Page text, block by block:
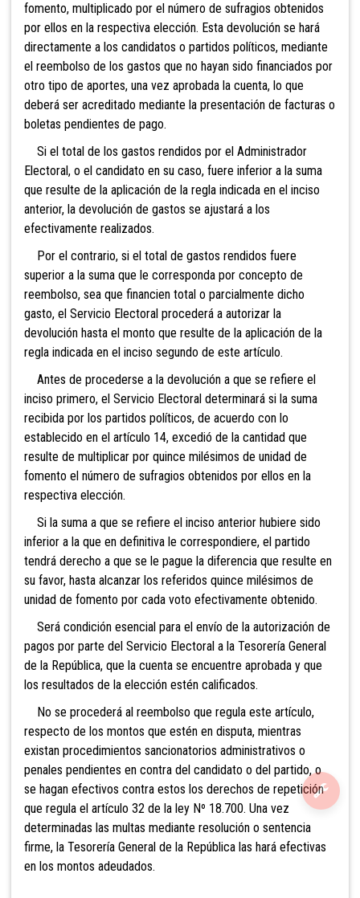
fomento, multiplicado por el número de sufragios obtenidos
por ellos en la respectiva elección. Esta devolución se hará
directamente a los candidatos o partidos políticos, mediante
el reembolso de los gastos que no hayan sido financiados por
otro tipo de aportes, una vez aprobada la cuenta, lo que
deberá ser acreditado mediante la presentación de facturas o
boletas pendientes de pago.
Si el total de los gastos rendidos por el Administrador
Electoral, o el candidato en su caso, fuere inferior a la suma
que resulte de la aplicación de la regla indicada en el inciso
anterior, la devolución de gastos se ajustará a los
efectivamente realizados.
Por el contrario, si el total de gastos rendidos fuere
superior a la suma que le corresponda por concepto de
reembolso, sea que financien total o parcialmente dicho
gasto, el Servicio Electoral procederá a autorizar la
devolución hasta el monto que resulte de la aplicación de la
regla indicada en el inciso segundo de este artículo.
Antes de procederse a la devolución a que se refiere el
inciso primero, el Servicio Electoral determinará si la suma
recibida por los partidos políticos, de acuerdo con lo
establecido en el artículo 14, excedió de la cantidad que
resulte de multiplicar por quince milésimos de unidad de
fomento el número de sufragios obtenidos por ellos en la
respectiva elección.
Si la suma a que se refiere el inciso anterior hubiere sido
inferior a la que en definitiva le correspondiere, el partido
tendrá derecho a que se le pague la diferencia que resulte en
su favor, hasta alcanzar los referidos quince milésimos de
unidad de fomento por cada voto efectivamente obtenido.
Será condición esencial para el envío de la autorización de
pagos por parte del Servicio Electoral a la Tesorería General
de la República, que la cuenta se encuentre aprobada y que
los resultados de la elección estén calificados.
No se procederá al reembolso que regula este artículo,
respecto de los montos que estén en disputa, mientras
existan procedimientos sancionatorios administrativos o
penales pendientes en contra del candidato o del partido, o
se hagan efectivos contra estos los derechos de repetición
que regula el artículo 32 de la ley Nº 18.700. Una vez
determinadas las multas mediante resolución o sentencia
firme, la Tesorería General de la República las hará efectivas
en los montos adeudados.